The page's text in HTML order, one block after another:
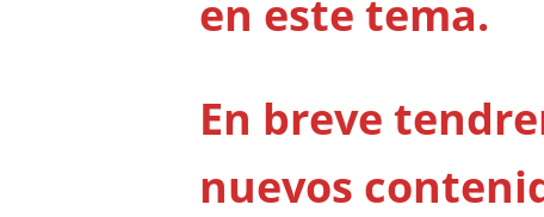
en este tema.
En breve
nuevos